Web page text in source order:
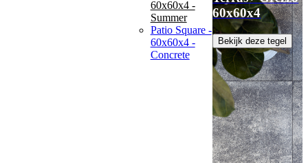
60x60x4 -
Summer
Patio Square -
60x60x4 -
Concrete
60x60x4
Bekijk deze tegel